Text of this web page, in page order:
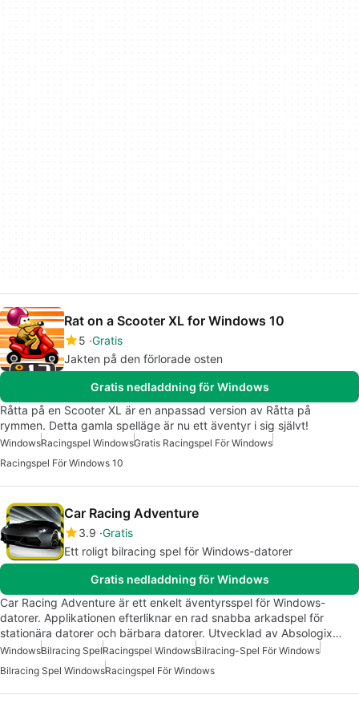
Rat on a Scooter XL for Windows 10
5 Gratis
Jakten på den förlorade osten
Gratis nedladdning för Windows
Råtta på en Scooter XL är en anpassad version av Råtta på
rymmen. Detta gamla spelläge är nu ett äventyr i sig självt!
WindowsRacingspel WindowsGratis Racingspel För Windows
Racingspel För Windows 10
Car Racing Adventure
3.9 Gratis
Ett roligt bilracing spel för Windows-datorer
Gratis nedladdning för Windows
Car Racing Adventure är ett enkelt äventyrsspel för Windows-
datorer. Applikationen efterliknar en rad snabba arkadspel för
stationära datorer och bärbara datorer. Utvecklad av Absologix…
WindowsBilracing SpelRacingspel WindowsBilracing-Spel För Windows
Bilracing Spel WindowsRacingspel För Windows